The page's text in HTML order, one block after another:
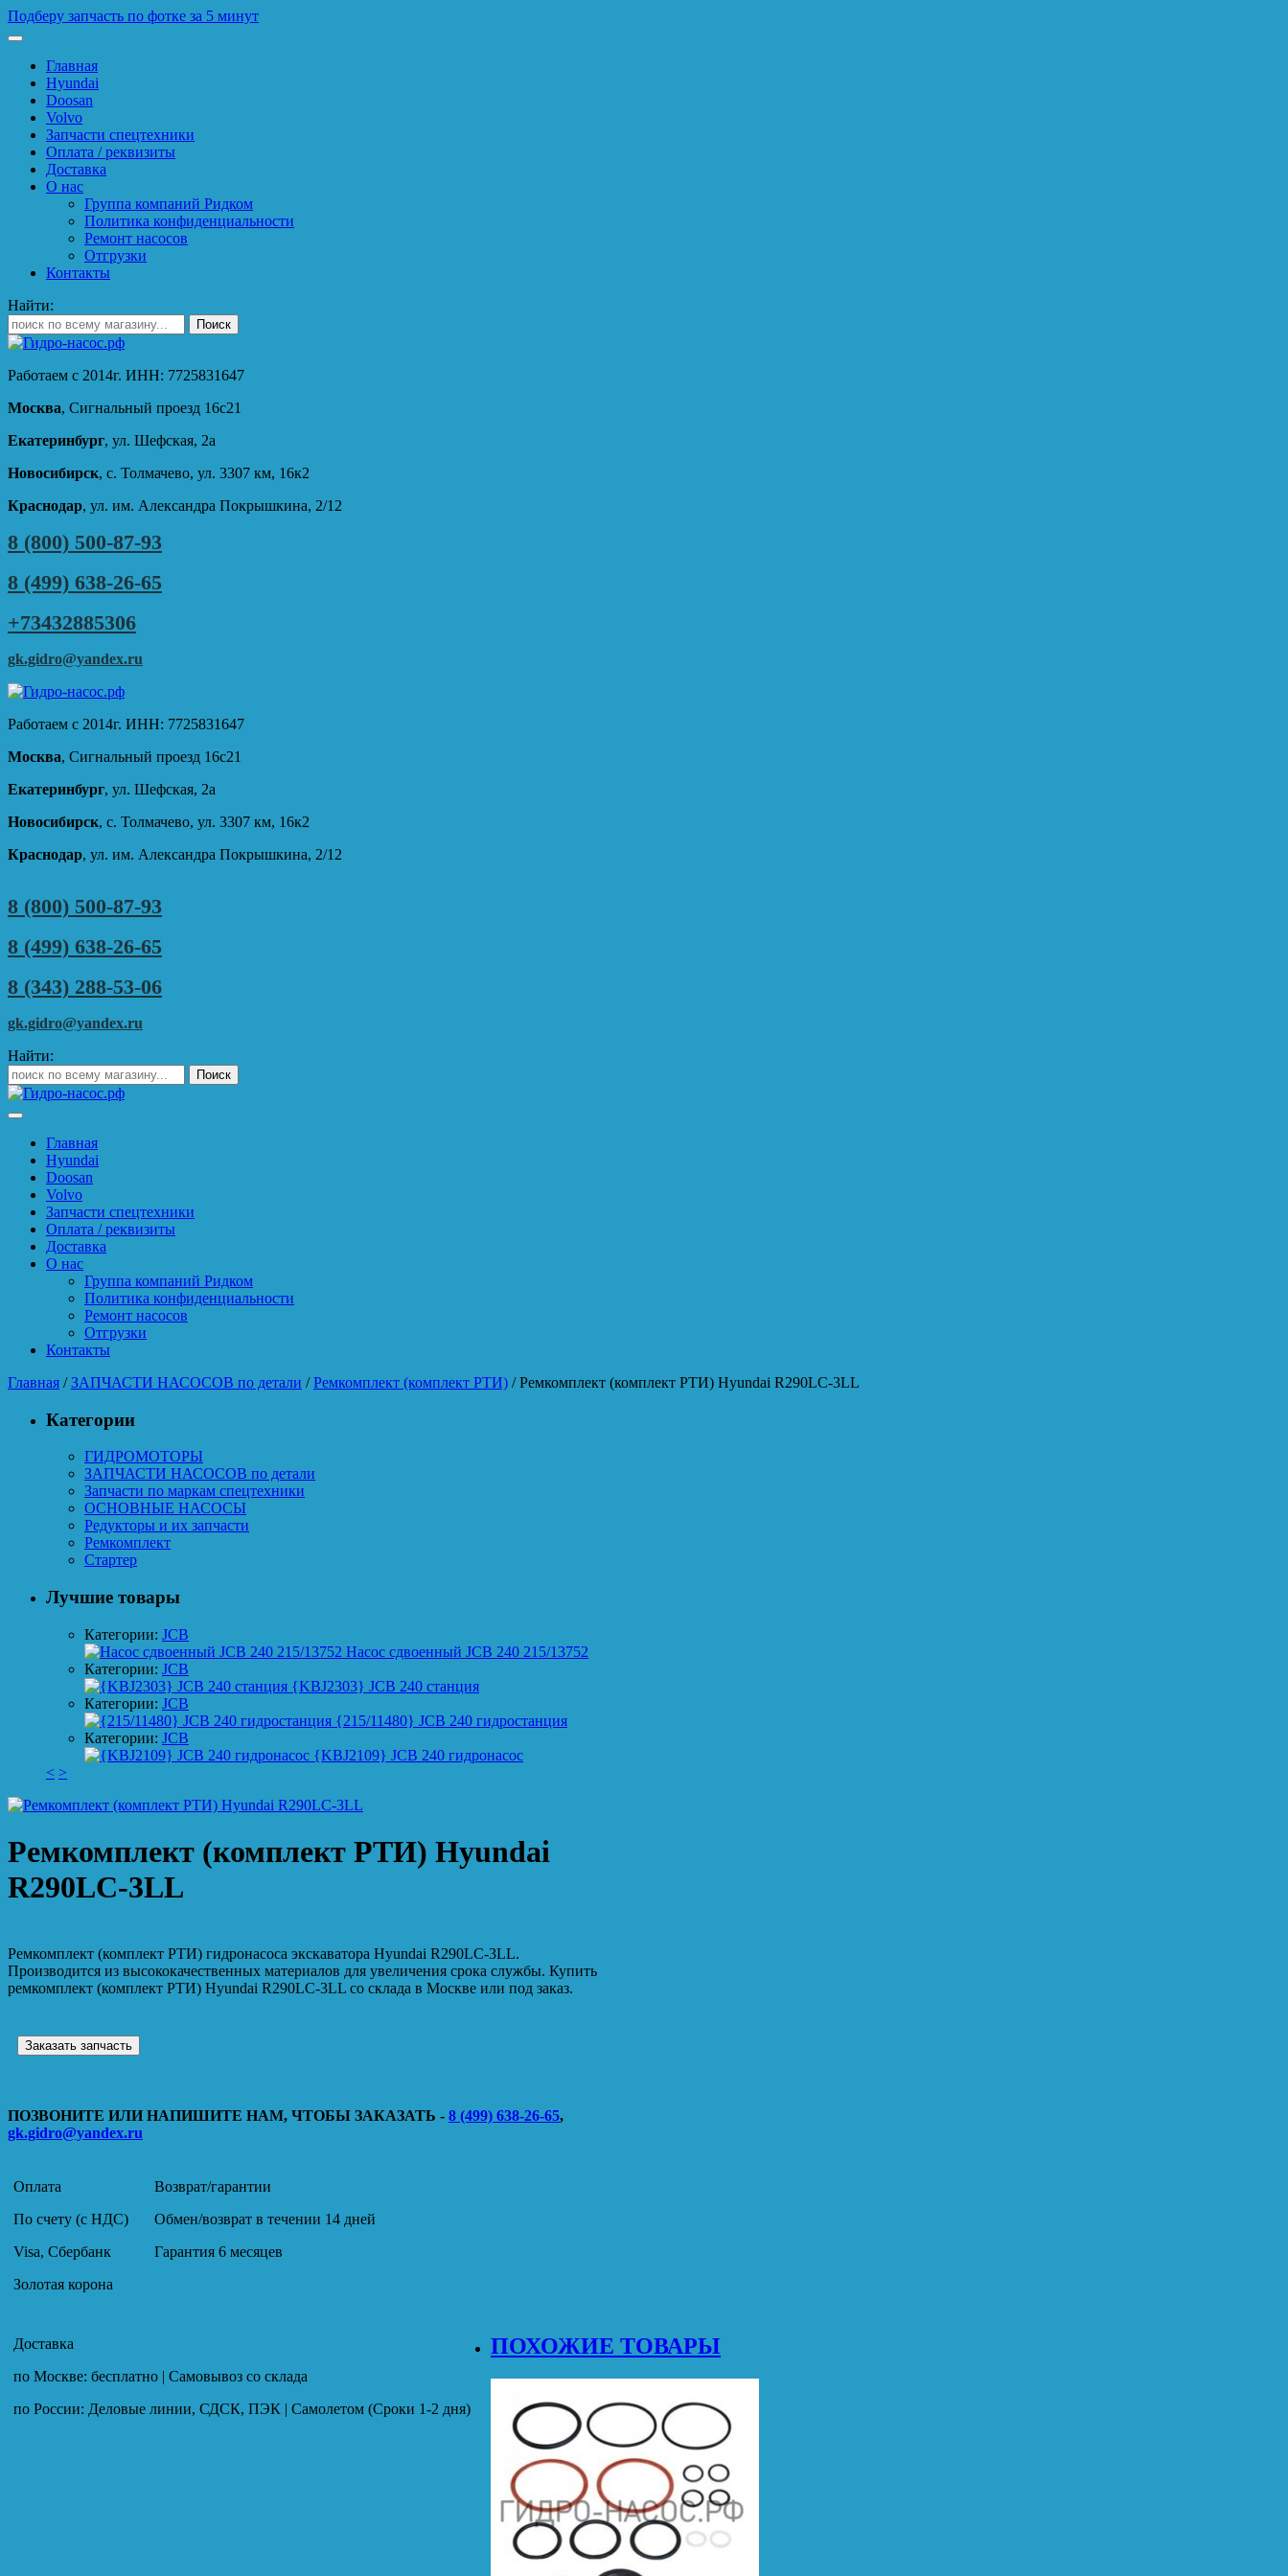
Подберу запчасть по фотке за 5 минут
Главная
Hyundai
Doosan
Volvo
Запчасти спецтехники
Оплата / реквизиты
Доставка
О нас
Группа компаний Ридком
Политика конфиденциальности
Ремонт насосов
Отгрузки
Контакты
Найти:
Работаем с 2014г. ИНН: 7725831647
Москва, Сигнальный проезд 16с21
Екатеринбург, ул. Шефская, 2а
Новосибирск, с. Толмачево, ул. 3307 км, 16к2
Краснодар, ул. им. Александра Покрышкина, 2/12
8 (800) 500-87-93
8 (499) 638-26-65
+73432885306
gk.gidro@yandex.ru
Работаем с 2014г. ИНН: 7725831647
Москва, Сигнальный проезд 16с21
Екатеринбург, ул. Шефская, 2а
Новосибирск, с. Толмачево, ул. 3307 км, 16к2
Краснодар, ул. им. Александра Покрышкина, 2/12
8 (800) 500-87-93
8 (499) 638-26-65
8 (343) 288-53-06
gk.gidro@yandex.ru
Найти:
Главная
Hyundai
Doosan
Volvo
Запчасти спецтехники
Оплата / реквизиты
Доставка
О нас
Группа компаний Ридком
Политика конфиденциальности
Ремонт насосов
Отгрузки
Контакты
Главная /ЗАПЧАСТИ НАСОСОВ по детали /Ремкомплект (комплект РТИ) / Ремкомплект (комплект РТИ) Hyundai R290LC-3LL
Категории
ГИДРОМОТОРЫ
ЗАПЧАСТИ НАСОСОВ по детали
Запчасти по маркам спецтехники
ОСНОВНЫЕ НАСОСЫ
Редукторы и их запчасти
Ремкомплект
Стартер
Лучшие товары
Категории: JCB
Насос сдвоенный JCB 240 215/13752
Категории: JCB
{KBJ2303} JCB 240 станция
Категории: JCB
{215/11480} JCB 240 гидростанция
Категории: JCB
{KBJ2109} JCB 240 гидронасос
< >
Ремкомплект (комплект РТИ) Hyundai
R290LC-3LL
Ремкомплект (комплект РТИ) гидронасоса экскаватора Hyundai R290LC-3LL.
Производится из высококачественных материалов для увеличения срока службы. Купить
ремкомплект (комплект РТИ) Hyundai R290LC-3LL со склада в Москве или под заказ.
Заказать запчасть
ПОЗВОНИТЕ ИЛИ НАПИШИТЕ НАМ, ЧТОБЫ ЗАКАЗАТЬ - 8 (499) 638-26-65,
gk.gidro@yandex.ru
Оплата
По счету (с НДС)
Visa, Сбербанк
Золотая корона
Возврат/гарантии
Обмен/возврат в течении 14 дней
Гарантия 6 месяцев
Доставка
по Москве: бесплатно | Самовывоз со склада
по России: Деловые линии, СДСК, ПЭК | Самолетом (Сроки 1-2 дня)
ПОХОЖИЕ ТОВАРЫ